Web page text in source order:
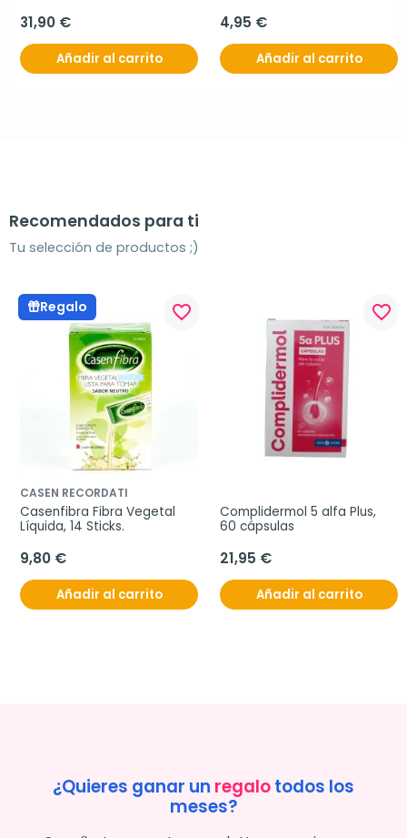
31,90 €
Añadir al carrito
4,95 €
Añadir al carrito
Recomendados para ti
Tu selección de productos ;)
Regalo favorite_border
CASEN RECORDATI
Casenfibra Fibra Vegetal
Líquida, 14 Sticks.
9,80 €
Añadir al carrito
favorite_border
Complidermol 5 alfa Plus,
60 cápsulas
21,95 €
Añadir al carrito
¿Quieres ganar un regalotodos los
meses?